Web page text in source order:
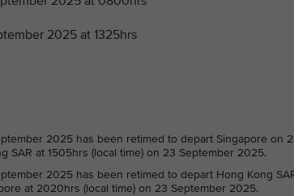
2025 at 1325hrs
2025 has been retimed to depart Singapore on
SAR at 1505hrs (local time) on 23 September 2025.
2025 has been retimed to depart Hong Kong
at 2020hrs (local time) on 23 September 2025.